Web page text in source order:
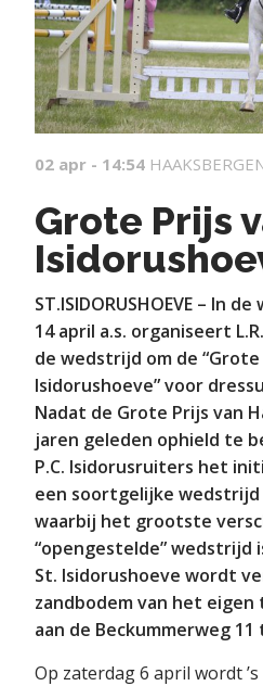
02 apr - 14:54
Grote Prijs
ST.ISIDORUSHOEVE – In
14 april a.s. organiseert
de wedstrijd om de “Grote
Isidorushoeve” voor
Nadat de Grote Prijs van
jaren geleden ophield te
P.C. Isidorusruiters het
een soortgelijke
waarbij het grootste
“opengestelde” wedstrijd
St. Isidorushoeve wordt
zandbodem van het eigen
aan de Beckummerweg
Op zaterdag 6 april wordt